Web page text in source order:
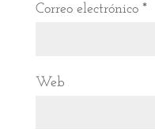
Correo electrónico *
Web